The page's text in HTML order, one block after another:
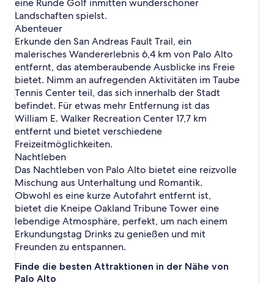
a
l
o
A
l
o
e
l
s
f
o
r
d
U
n
i
v
e
r
s
i
t
y
M
e
d
i
c
a
C
e
n
n
i
v
e
r
i
t
ä
t
S
t
n
f
o
r
d
Landschaften spielst.
Abenteuer
Erkunde den San Andreas Fault Trail, ein
malerisches Wandererlebnis 6,4 km von Palo Alto
entfernt, das atemberaubende Ausblicke ins Freie
bietet. Nimm an aufregenden Aktivitäten im Taube
Tennis Center teil, das sich innerhalb der Stadt
befindet. Für etwas mehr Entfernung ist das
William E. Walker Recreation Center 17,7 km
entfernt und bietet verschiedene
Freizeitmöglichkeiten.
Nachtleben
Das Nachtleben von Palo Alto bietet eine reizvolle
Mischung aus Unterhaltung und Romantik.
Obwohl es eine kurze Autofahrt entfernt ist,
bietet die Kneipe Oakland Tribune Tower eine
lebendige Atmosphäre, perfekt, um nach einem
Erkundungstag Drinks zu genießen und mit
Freunden zu entspannen.
Finde die besten Attraktionen in der Nähe von
Palo Alto